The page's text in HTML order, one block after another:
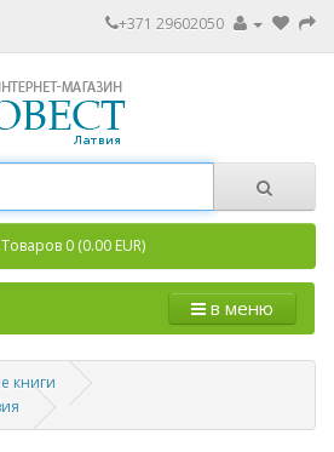
+371 29602050
Товаров 0 (0.00 EUR)
в меню
книги